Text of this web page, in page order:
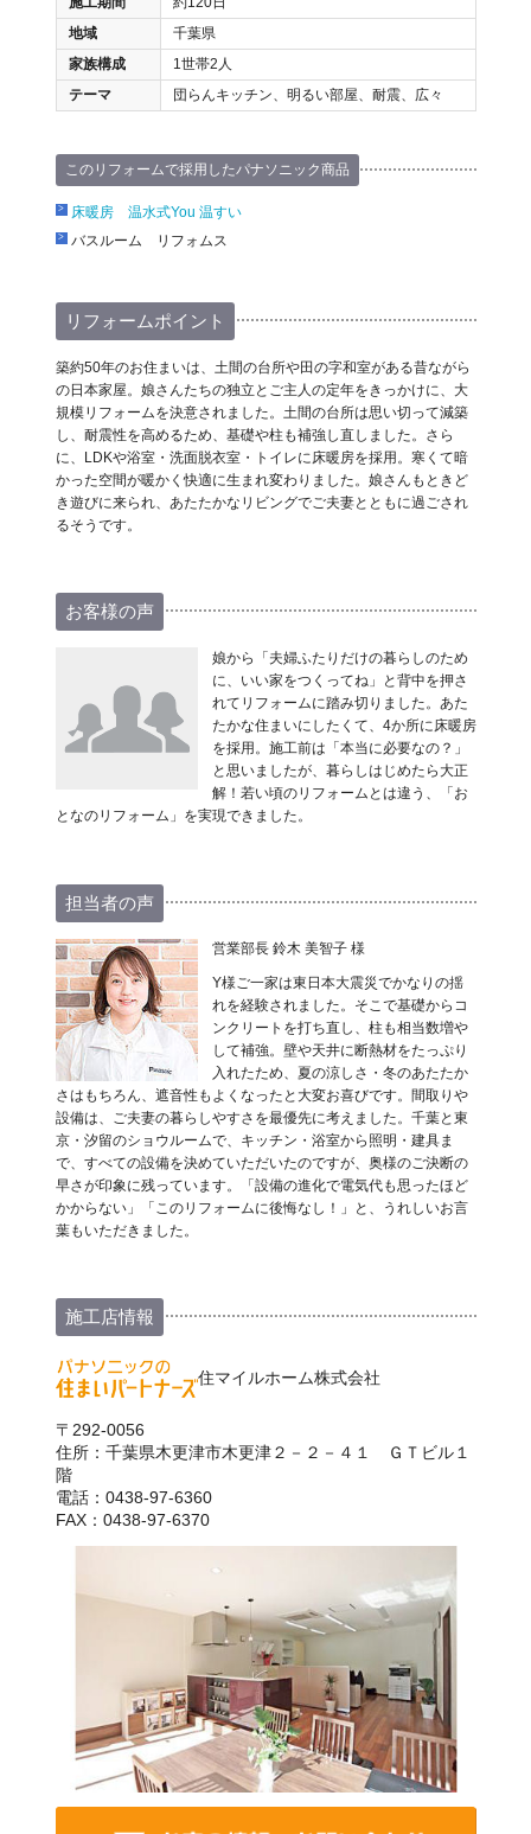
地域
千葉県
家族構成
1世帯2人
テーマ
団らんキッチン、明るい部屋、耐震、広々
このリフォームで採用したパナソニック商品
床暖房 温水式You 温すい
バスルーム リフォムス
リフォームポイント
築約50年のお住まいは、土間の台所や田の字和室がある昔ながら
の日本家屋。娘さんたちの独立とご主人の定年をきっかけに、大
規模リフォームを決意されました。土間の台所は思い切って減築
し、耐震性を高めるため、基礎や柱も補強し直しました。さら
に、LDKや浴室・洗面脱衣室・トイレに床暖房を採用。寒くて暗
かった空間が暖かく快適に生まれ変わりました。娘さんもときど
き遊びに来られ、あたたかなリビングでご夫妻とともに過ごされ
るそうです。
お客様の声
娘から「夫婦ふたりだけの暮らしのため
に、いい家をつくってね」と背中を押さ
れてリフォームに踏み切りました。あた
たかな住まいにしたくて、4か所に床暖房
を採用。施工前は「本当に必要なの？」
と思いましたが、暮らしはじめたら大正
解！若い頃のリフォームとは違う、「お
となのリフォーム」を実現できました。
担当者の声
営業部長 鈴木 美智子 様
Y様ご一家は東日本大震災でかなりの揺
れを経験されました。そこで基礎からコ
ンクリートを打ち直し、柱も相当数増や
して補強。壁や天井に断熱材をたっぷり
入れたため、夏の涼しさ・冬のあたたか
さはもちろん、遮音性もよくなったと大変お喜びです。間取りや
設備は、ご夫妻の暮らしやすさを最優先に考えました。千葉と東
京・汐留のショウルームで、キッチン・浴室から照明・建具ま
で、すべての設備を決めていただいたのですが、奥様のご決断の
早さが印象に残っています。「設備の進化で電気代も思ったほど
かからない」「このリフォームに後悔なし！」と、うれしいお言
葉もいただきました。
施工店情報
住マイルホーム株式会社
〒292-0056
住所：千葉県木更津市木更津２－２－４１ ＧＴビル１
階
電話：0438-97-6360
FAX：0438-97-6370